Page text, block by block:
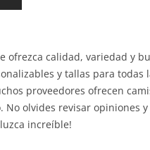
ofrezca calidad, variedad y
y tallas para todas
proveedores ofrecen
olvides revisar opiniones
increíble!